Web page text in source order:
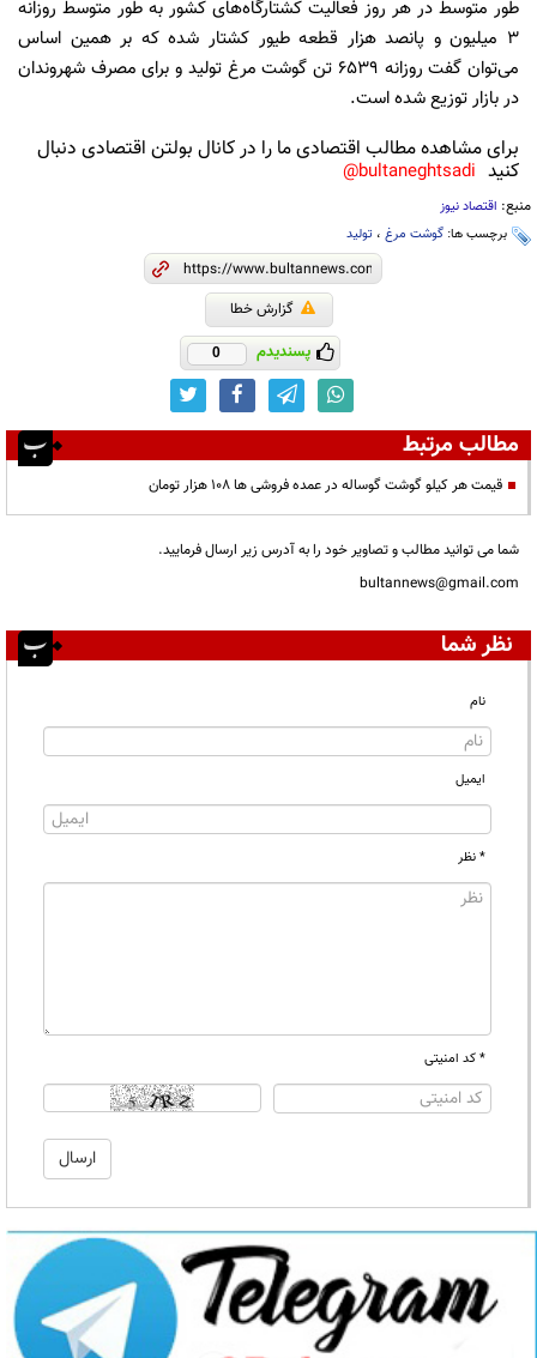
طور متوسط در هر روز فعالیت کشتارگاه‌های کشور به طور متوسط روزانه
۳ میلیون و پانصد هزار قطعه طیور کشتار شده که بر همین اساس
می‌توان گفت روزانه ۶۵۳۹ تن گوشت مرغ تولید و برای مصرف شهروندان
در بازار توزیع شده است.
برای مشاهده مطالب اقتصادی ما را در کانال بولتن اقتصادی دنبال
کنید bultaneghtsadi@
منبع: اقتصاد نیوز
برچسب ها: گوشت مرغ ، تولید
گزارش خطا
پسندیدم 0
مطالب مرتبط
قیمت هر کیلو گوشت گوساله در عمده فروشی ها ۱۰۸ هزار تومان
شما می توانید مطالب و تصاویر خود را به آدرس زیر ارسال فرمایید.
bultannews@gmail.com
نظر شما
نام
ایمیل
* نظر
* کد امنیتی